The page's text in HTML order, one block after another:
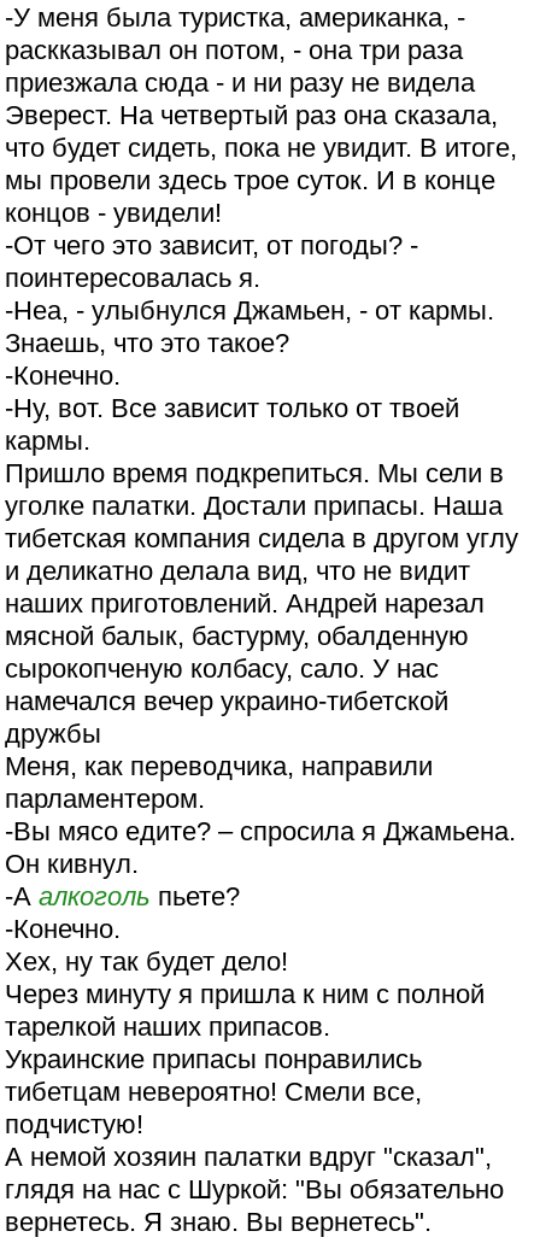
-У меня была туристка, американка, -
раскказывал он потом, - она три раза
приезжала сюда - и ни разу не видела
Эверест. На четвертый раз она сказала,
что будет сидеть, пока не увидит. В итоге,
мы провели здесь трое суток. И в конце
концов - увидели!
-От чего это зависит, от погоды? -
поинтересовалась я.
-Неа, - улыбнулся Джамьен, - от кармы.
Знаешь, что это такое?
-Конечно.
-Ну, вот. Все зависит только от твоей
кармы.
Пришло время подкрепиться. Мы сели в
уголке палатки. Достали припасы. Наша
тибетская компания сидела в другом углу
и деликатно делала вид, что не видит
наших приготовлений. Андрей нарезал
мясной балык, бастурму, обалденную
сырокопченую колбасу, сало. У нас
намечался вечер украино-тибетской
дружбы
Меня, как переводчика, направили
парламентером.
-Вы мясо едите? – спросила я Джамьена.
Он кивнул.
-Аалкоголь пьете?
-Конечно.
Хех, ну так будет дело!
Через минуту я пришла к ним с полной
тарелкой наших припасов.
Украинские припасы понравились
тибетцам невероятно! Смели все,
подчистую!
А немой хозяин палатки вдруг "сказал",
глядя на нас с Шуркой: "Вы обязательно
вернетесь. Я знаю. Вы вернетесь".